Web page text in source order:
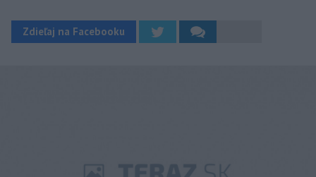
Zdieľaj na Facebooku